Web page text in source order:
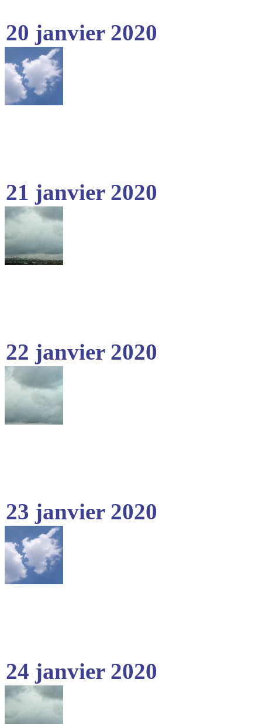
20 janvier 2020
21 janvier 2020
22 janvier 2020
23 janvier 2020
24 janvier 2020